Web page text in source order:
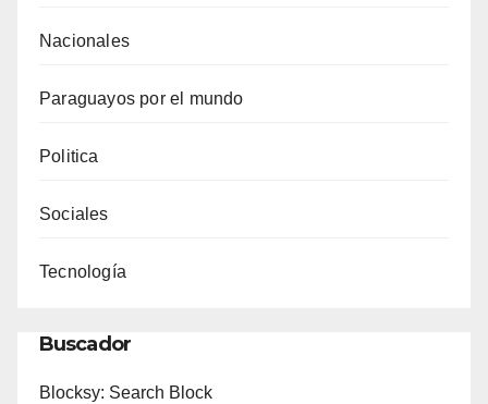
Nacionales
Paraguayos por el mundo
Politica
Sociales
Tecnología
Buscador
Blocksy: Search Block